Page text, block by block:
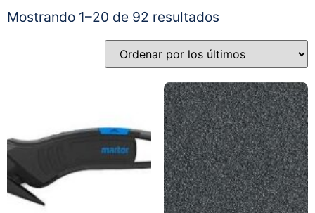
Mostrando 1–20 de 92 resultados